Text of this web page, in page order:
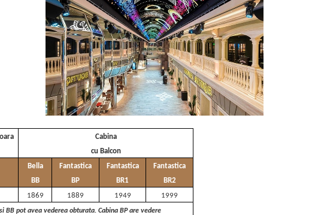
Cabina
cu Balcon
Bella
BB
Fantastica
BP
Fantastica
BR1
Fantastica
BR2
1869 1889 1949 1999
pot avea vederea obturata. Cabina BP are vedere